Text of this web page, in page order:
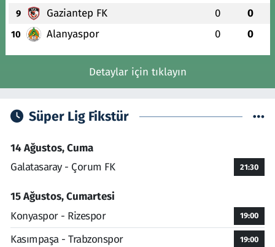
9 Gaziantep FK 0 0
10 Alanyaspor 0 0
Detaylar için tıklayın
Süper Lig Fikstür
14 Ağustos, Cuma
Galatasaray - Çorum FK
21:30
15 Ağustos, Cumartesi
Konyaspor - Rizespor
19:00
Kasımpaşa - Trabzonspor 19:00